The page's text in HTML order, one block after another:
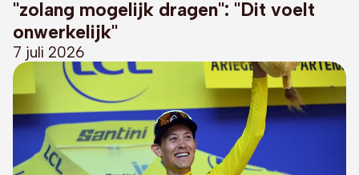
"zolang mogelijk dragen": "Dit voelt
onwerkelijk"
7 juli 2026